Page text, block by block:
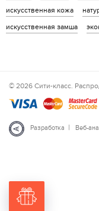
искусственная кожа
искусственная замша
© 2026 Сити-класс.
Разработка | Веб-